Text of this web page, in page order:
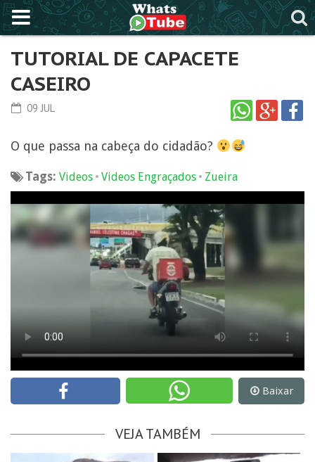
TUTORIAL DE CAPACETE
CASEIRO
09 JUL
O que passa na cabeça do cidadão?
Tags: Videos • Videos Engraçados • Zueira
Baixar
VEJA TAMBÉM